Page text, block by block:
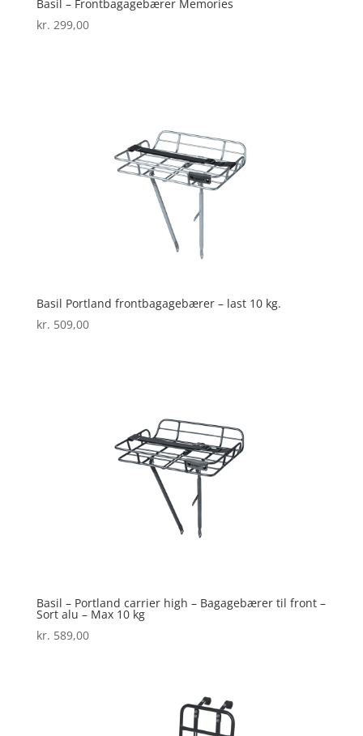
Basil – Frontbagagebærer Memories
kr. 299,00
Basil Portland frontbagagebærer – last 10 kg.
kr. 509,00
Basil – Portland carrier high – Bagagebærer til front –
Sort alu – Max 10 kg
kr. 589,00